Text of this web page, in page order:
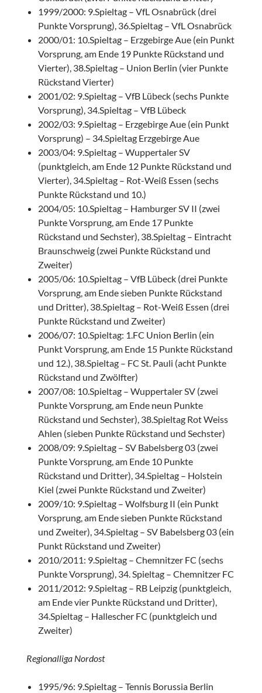
1999/2000: 9.Spieltag – VfL Osnabrück (drei
Punkte Vorsprung), 36.Spieltag – VfL Osnabrück
2000/01: 10.Spieltag – Erzgebirge Aue (ein Punkt
Vorsprung, am Ende 19 Punkte Rückstand und
Vierter), 38.Spieltag – Union Berlin (vier Punkte
Rückstand Vierter)
2001/02: 9.Spieltag – VfB Lübeck (sechs Punkte
Vorsprung), 34.Spieltag – VfB Lübeck
2002/03: 9.Spieltag – Erzgebirge Aue (ein Punkt
Vorsprung) – 34.Spieltag Erzgebirge Aue
2003/04: 9.Spieltag – Wuppertaler SV
(punktgleich, am Ende 12 Punkte Rückstand und
Vierter), 34.Spieltag – Rot-Weiß Essen (sechs
Punkte Rückstand und 10.)
2004/05: 10.Spieltag – Hamburger SV II (zwei
Punkte Vorsprung, am Ende 17 Punkte
Rückstand und Sechster), 38.Spieltag – Eintracht
Braunschweig (zwei Punkte Rückstand und
Zweiter)
2005/06: 10.Spieltag – VfB Lübeck (drei Punkte
Vorsprung, am Ende sieben Punkte Rückstand
und Dritter), 38.Spieltag – Rot-Weiß Essen (drei
Punkte Rückstand und Zweiter)
2006/07: 10.Spieltag: 1.FC Union Berlin (ein
Punkt Vorsprung, am Ende 15 Punkte Rückstand
und 12.), 38.Spieltag – FC St. Pauli (acht Punkte
Rückstand und Zwölfter)
2007/08: 10.Spieltag – Wuppertaler SV (zwei
Punkte Vorsprung, am Ende neun Punkte
Rückstand und Sechster), 38.Spieltag Rot Weiss
Ahlen (sieben Punkte Rückstand und Sechster)
2008/09: 9.Spieltag – SV Babelsberg 03 (zwei
Punkte Vorsprung, am Ende 10 Punkte
Rückstand und Dritter), 34.Spieltag – Holstein
Kiel (zwei Punkte Rückstand und Zweiter)
2009/10: 9.Spieltag – Wolfsburg II (ein Punkt
Vorsprung, am Ende sieben Punkte Rückstand
und Zweiter), 34.Spieltag – SV Babelsberg 03 (ein
Punkt Rückstand und Zweiter)
2010/2011: 9.Spieltag – Chemnitzer FC (sechs
Punkte Vorsprung), 34. Spieltag – Chemnitzer FC
2011/2012: 9.Spieltag – RB Leipzig (punktgleich,
am Ende vier Punkte Rückstand und Dritter),
34.Spieltag – Hallescher FC (punktgleich und
Zweiter)
Regionalliga Nordost
1995/96: 9.Spieltag – Tennis Borussia Berlin